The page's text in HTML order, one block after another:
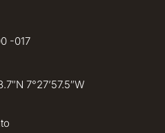
-017
7°27’57.5″W